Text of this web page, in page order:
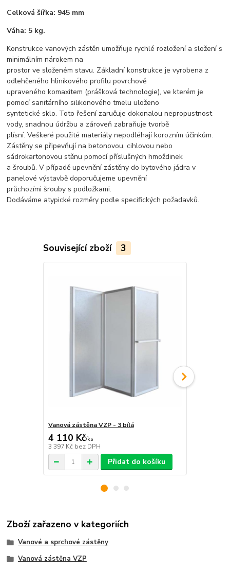
Celková šířka: 945 mm
Váha: 5 kg.
Konstrukce vanových zástěn umožňuje rychlé rozložení a složení s
minimálním nárokem na
prostor ve složeném stavu. Základní konstrukce je vyrobena z
odlehčeného hliníkového profilu povrchově
upraveného komaxitem (prášková technologie), ve kterém je
pomocí sanitárního silikonového tmelu uloženo
syntetické sklo. Toto řešení zaručuje dokonalou nepropustnost
vody, snadnou údržbu a zároveň zabraňuje tvorbě
plísní. Veškeré použité materiály nepodléhají korozním účinkům.
Zástěny se připevňují na betonovou, cihlovou nebo
sádrokartonovou stěnu pomocí příslušných hmoždinek
a šroubů. V případě upevnění zástěny do bytového jádra v
panelové výstavbě doporučujeme upevnění
průchozími šrouby s podložkami.
Dodáváme atypické rozměry podle specifických požadavků.
Související zboží 3
Vanová zástěna VZP - 3 bílá
4 110 Kč/ks
3 397 Kč bez DPH
Přidat do košíku
Zboží zařazeno v kategoriích
Vanové a sprchové zástěny
Vanová zástěna VZP